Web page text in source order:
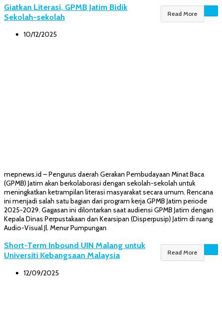
Read More
Giatkan Literasi, GPMB Jatim Bidik
Sekolah-sekolah
10/12/2025
mepnews.id – Pengurus daerah Gerakan Pembudayaan Minat Baca
(GPMB) Jatim akan berkolaborasi dengan sekolah-sekolah untuk
meningkatkan ketrampilan literasi masyarakat secara umum. Rencana
ini menjadi salah satu bagian dari program kerja GPMB Jatim periode
2025-2029. Gagasan ini dilontarkan saat audiensi GPMB Jatim dengan
Kepala Dinas Perpustakaan dan Kearsipan (Disperpusip) Jatim di ruang
Audio-Visual Jl. Menur Pumpungan
Read More
Short-Term Inbound UIN Malang untuk
Universiti Kebangsaan Malaysia
12/09/2025